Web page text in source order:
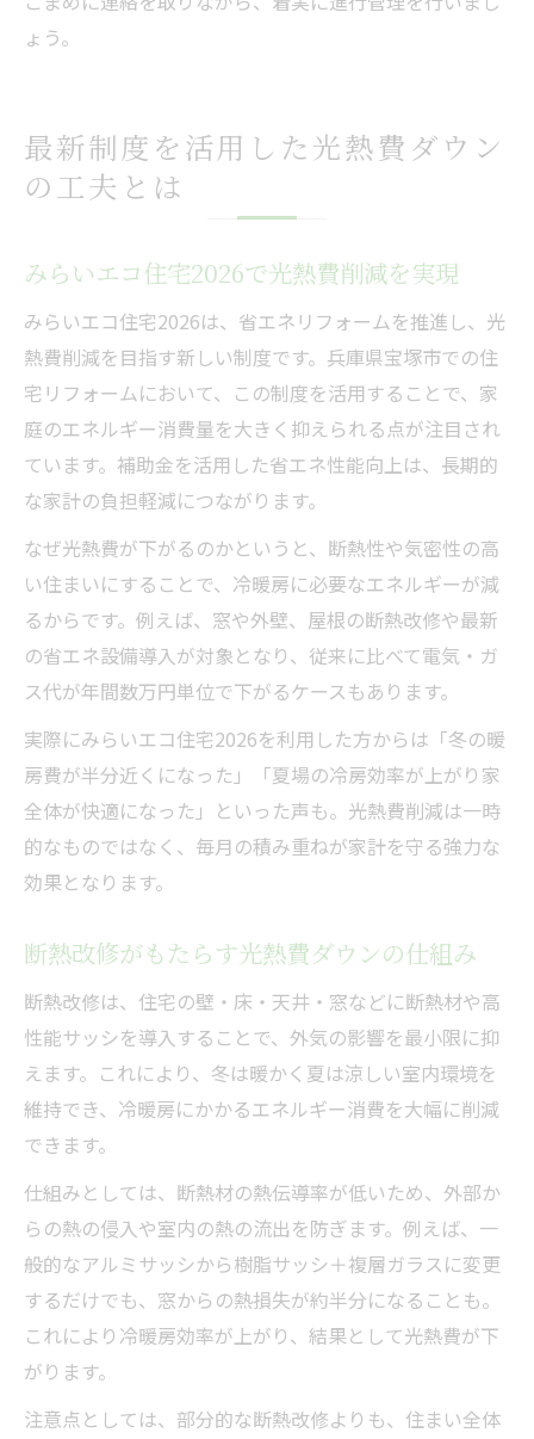
ょう。
最新制度を活用した光熱費ダウン
の工夫とは
みらいエコ住宅2026で光熱費削減を実現
みらいエコ住宅2026は、省エネリフォームを推進し、光
熱費削減を目指す新しい制度です。兵庫県宝塚市での住
宅リフォームにおいて、この制度を活用することで、家
庭のエネルギー消費量を大きく抑えられる点が注目され
ています。補助金を活用した省エネ性能向上は、長期的
な家計の負担軽減につながります。
なぜ光熱費が下がるのかというと、断熱性や気密性の高
い住まいにすることで、冷暖房に必要なエネルギーが減
るからです。例えば、窓や外壁、屋根の断熱改修や最新
の省エネ設備導入が対象となり、従来に比べて電気・ガ
ス代が年間数万円単位で下がるケースもあります。
実際にみらいエコ住宅2026を利用した方からは「冬の暖
房費が半分近くになった」「夏場の冷房効率が上がり家
全体が快適になった」といった声も。光熱費削減は一時
的なものではなく、毎月の積み重ねが家計を守る強力な
効果となります。
断熱改修がもたらす光熱費ダウンの仕組み
断熱改修は、住宅の壁・床・天井・窓などに断熱材や高
性能サッシを導入することで、外気の影響を最小限に抑
えます。これにより、冬は暖かく夏は涼しい室内環境を
維持でき、冷暖房にかかるエネルギー消費を大幅に削減
できます。
仕組みとしては、断熱材の熱伝導率が低いため、外部か
らの熱の侵入や室内の熱の流出を防ぎます。例えば、一
般的なアルミサッシから樹脂サッシ＋複層ガラスに変更
するだけでも、窓からの熱損失が約半分になることも。
これにより冷暖房効率が上がり、結果として光熱費が下
がります。
注意点としては、部分的な断熱改修よりも、住まい全体